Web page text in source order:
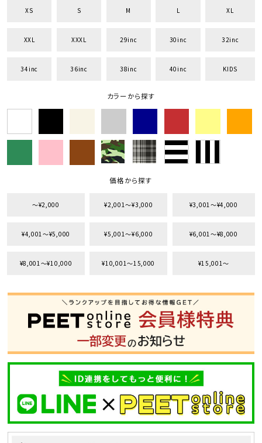
キーワードから探す
円 ～
並び順
カテゴリ
29inc
30inc
32inc
34inc
36inc
38inc
40inc
KIDS
tune
XS S M L XL
XXL XXXL 29inc 30inc 32inc
34inc 36inc 38inc 40inc KIDS
カラーから探す
価格から探す
〜¥2,000 ¥2,001〜¥3,000 ¥3,001〜¥4,000
¥4,001〜¥5,000 ¥5,001〜¥6,000 ¥6,001〜¥8,000
¥8,001〜¥10,000 ¥10,001〜15,000 ¥15,001〜